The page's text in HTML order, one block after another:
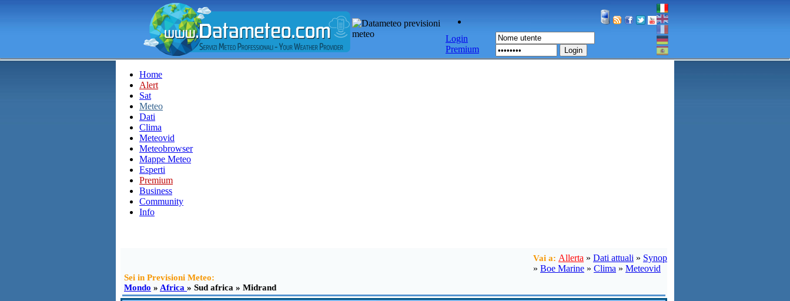
Login
Premium
Login
Home
Alert
Sat
Meteo
Dati
Clima
Meteovid
Meteobrowser
Mappe Meteo
Esperti
Premium
Business
Community
Info
Vai a: Allerta » Dati attuali » Synop
» Boe Marine » Clima » Meteovid
Sei in Previsioni Meteo:
Mondo » Africa » Sud africa » Midrand